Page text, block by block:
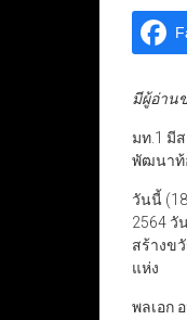
มีผู้อ่าน
มท.1 มี
พัฒนาท้
วันนี้
2564 วั
สร้างข
แห่ง
พลเอก